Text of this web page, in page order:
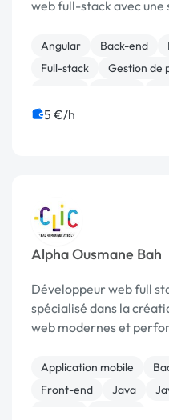
web full-stack avec une
performantes et
permi...
Angular Back-end
Full-stack
Gestion de
5 €/h
Alpha Ousmane Bah
Développeur web full
spécialisé dans la
web modernes et
HTML...
Application mobile
Front-end
Java